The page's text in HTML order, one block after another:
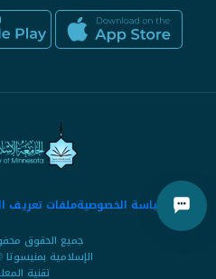
سياسة الخصوصيةملفات تعريف
جميع الحقوق
تقنية